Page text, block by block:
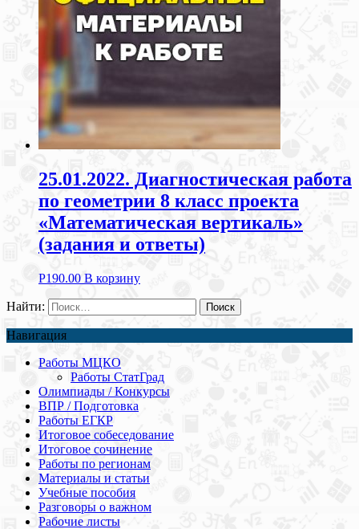
25.01.2022. Диагностическая работа
по геометрии 8 класс проекта
«Математическая вертикаль»
(задания и ответы)
Р190.00 В корзину
Найти:
Навигация
Работы МЦКО
Работы СтатГрад
Олимпиады / Конкурсы
ВПР / Подготовка
Работы ЕГКР
Итоговое собеседование
Итоговое сочинение
Работы по регионам
Материалы и статьи
Учебные пособия
Разговоры о важном
Рабочие листы